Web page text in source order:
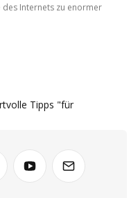
des Internets zu enormer
Tipps "für